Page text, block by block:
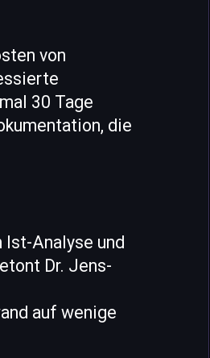
von
30 Tage
die
Analyse und
Dr. Jens-
auf wenige